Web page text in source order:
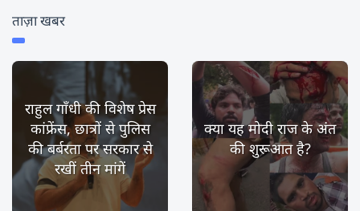
ताज़ा खबर
राहुल गाँधी की विशेष प्रेस
कांफ्रेंस, छात्रों से पुलिस
की बर्बरता पर सरकार से
रखीं तीन मांगें
क्या यह मोदी राज के अंत
की शुरूआत है?